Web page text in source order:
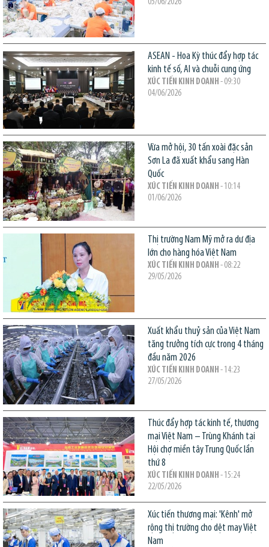
05/06/2026
ASEAN - Hoa Kỳ thúc đẩy hợp tác
kinh tế số, AI và chuỗi cung ứng
XÚC TIẾN KINH DOANH - 09:30
04/06/2026
Vừa mở hội, 30 tấn xoài đặc sản
Sơn La đã xuất khẩu sang Hàn
Quốc
XÚC TIẾN KINH DOANH - 10:14
01/06/2026
Thị trường Nam Mỹ mở ra dư địa
lớn cho hàng hóa Việt Nam
XÚC TIẾN KINH DOANH - 08:22
29/05/2026
Xuất khẩu thuỷ sản của Việt Nam
tăng trưởng tích cực trong 4 tháng
đầu năm 2026
XÚC TIẾN KINH DOANH - 14:23
27/05/2026
Thúc đẩy hợp tác kinh tế, thương
mại Việt Nam – Trùng Khánh tại
Hội chợ miền tây Trung Quốc lần
thứ 8
XÚC TIẾN KINH DOANH - 15:24
22/05/2026
Xúc tiến thương mại: 'Kênh' mở
rộng thị trường cho dệt may Việt
Nam